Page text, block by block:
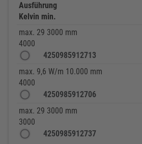
Ausführung
Kelvin min.
max. 29 3000 mm
4000
4250985912713
max. 9,6 W/m 10.000 mm
4000
4250985912706
max. 29 3000 mm
3000
4250985912737